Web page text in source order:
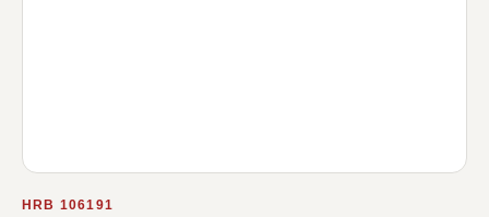
HRB 106191